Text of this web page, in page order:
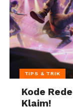
TIPS & TRIK
Kode
Klaim!